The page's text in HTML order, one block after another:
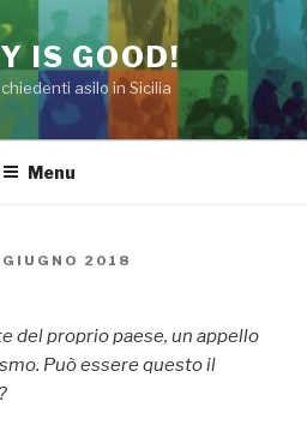
IS GOOD!
asilo in Sicilia
Menu
2018
del proprio paese, un appello
Può essere questo il